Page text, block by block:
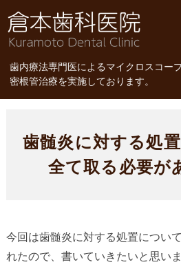
歯内療法専門医によるマイクロスコー
密根管治療を実施しております。
診療内容
精密根管治療の治療費
歯髄炎に対する
全て取る必要が
今回は歯髄炎に対する処置につい
れたので、書いていきたいと思いま